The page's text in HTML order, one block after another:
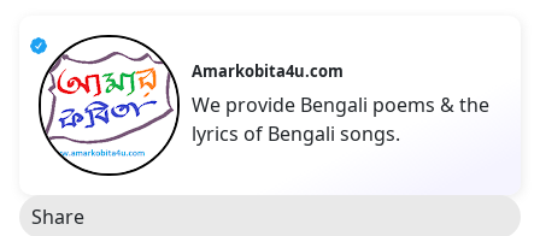
Amarkobita4u.com
We provide Bengali poems & the
lyrics of Bengali songs.
Share